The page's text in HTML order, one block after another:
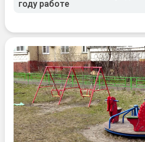
году работе